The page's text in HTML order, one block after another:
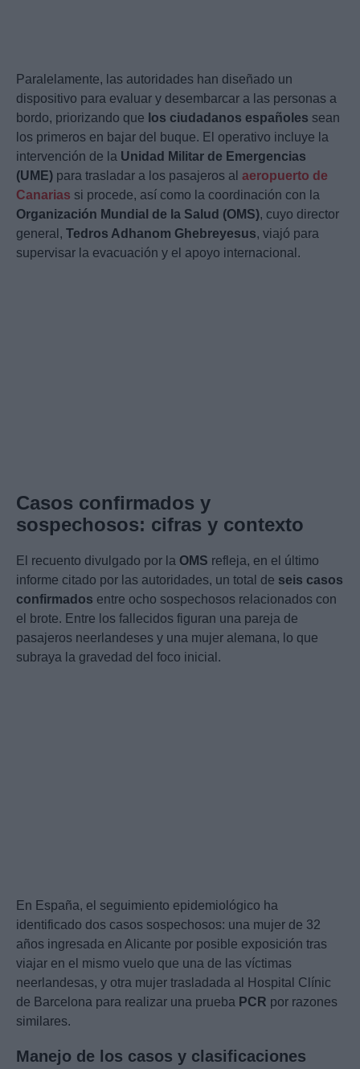
Paralelamente, las autoridades han diseñado un
dispositivo para evaluar y desembarcar a las personas a
bordo, priorizando que los ciudadanos españoles sean
los primeros en bajar del buque. El operativo incluye la
intervención de la Unidad Militar de Emergencias
(UME) para trasladar a los pasajeros al aeropuerto de
Canarias si procede, así como la coordinación con la
Organización Mundial de la Salud (OMS), cuyo director
general, Tedros Adhanom Ghebreyesus, viajó para
supervisar la evacuación y el apoyo internacional.
Casos confirmados y
sospechosos: cifras y contexto
El recuento divulgado por la OMS refleja, en el último
informe citado por las autoridades, un total de seis casos
confirmados entre ocho sospechosos relacionados con
el brote. Entre los fallecidos figuran una pareja de
pasajeros neerlandeses y una mujer alemana, lo que
subraya la gravedad del foco inicial.
En España, el seguimiento epidemiológico ha
identificado dos casos sospechosos: una mujer de 32
años ingresada en Alicante por posible exposición tras
viajar en el mismo vuelo que una de las víctimas
neerlandesas, y otra mujer trasladada al Hospital Clínic
de Barcelona para realizar una prueba PCR por razones
similares.
Manejo de los casos y clasificaciones